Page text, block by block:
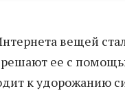
вещей
ее с
к удорожанию